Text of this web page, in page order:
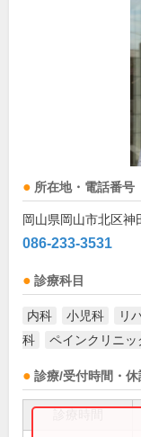
所在地・電話番号
岡山県岡山市北区
086-233-3531
診療科目
内科 小児科 リ
科
ペインクリニッ
診療/受付時間・休